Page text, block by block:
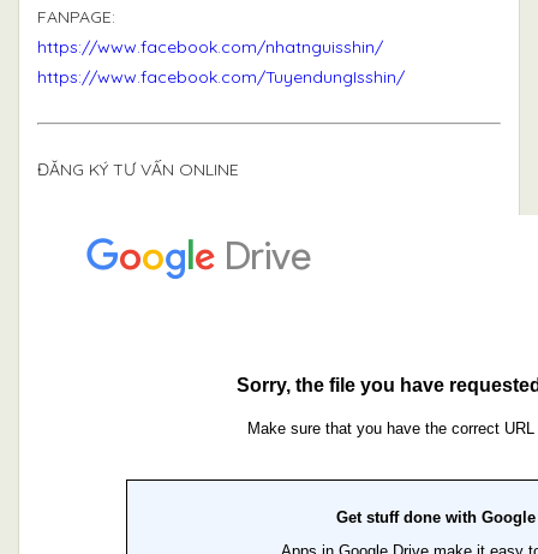
FANPAGE:
https://www.facebook.com/nhatnguisshin/
https://www.facebook.com/TuyendungIsshin/
ĐĂNG KÝ TƯ VẤN ONLINE